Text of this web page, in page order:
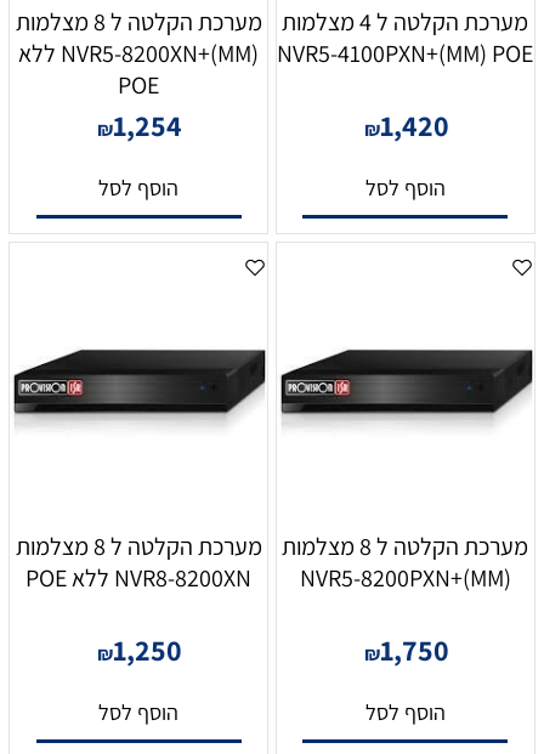
מערכת הקלטה ל 4 מצלמות
NVR5-4100PXN+(MM) POE
₪1,420
הוסף לסל
מערכת הקלטה ל 8 מצלמות
NVR5-8200XN+(MM) ללא
POE
₪1,254
הוסף לסל
מערכת הקלטה ל 8 מצלמות
NVR5-8200PXN+(MM)
₪1,750
הוסף לסל
מערכת הקלטה ל 8 מצלמות
NVR8-8200XN ללא POE
₪1,250
הוסף לסל